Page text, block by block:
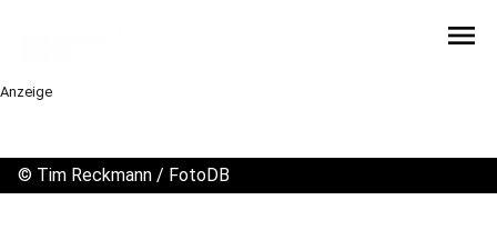
menu
Anzeige
© Tim Reckmann / FotoDB